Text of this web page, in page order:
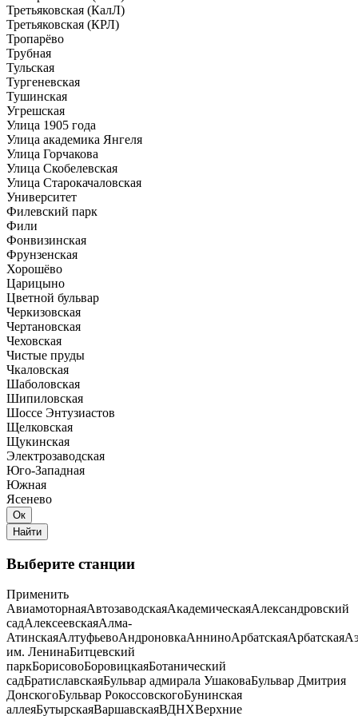
Третьяковская (КалЛ)
Третьяковская (КРЛ)
Тропарёво
Трубная
Тульская
Тургеневская
Тушинская
Угрешская
Улица 1905 года
Улица академика Янгеля
Улица Горчакова
Улица Скобелевская
Улица Старокачаловская
Университет
Филевский парк
Фили
Фонвизинская
Фрунзенская
Хорошёво
Царицыно
Цветной бульвар
Черкизовская
Чертановская
Чеховская
Чистые пруды
Чкаловская
Шаболовская
Шипиловская
Шоссе Энтузиастов
Щелковская
Щукинская
Электрозаводская
Юго-Западная
Южная
Ясенево
Выберите станции
Применить
АвиамоторнаяАвтозаводскаяАкадемическаяАлександровский
садАлексеевскаяАлма-
АтинскаяАлтуфьевоАндроновкаАнниноАрбатскаяАрбатская
им. ЛенинаБитцевский
паркБорисовоБоровицкаяБотанический
садБратиславскаяБульвар адмирала УшаковаБульвар Дмитрия
ДонскогоБульвар РокоссовскогоБунинская
аллеяБутырскаяВаршавскаяВДНХВерхние